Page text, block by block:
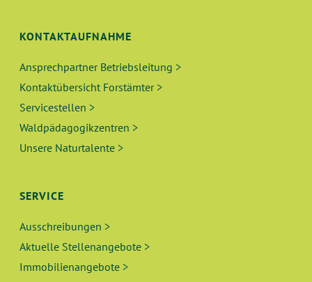
KONTAKTAUFNAHME
Ansprechpartner Betriebsleitung >
Kontaktübersicht Forstämter >
Servicestellen >
Waldpädagogikzentren >
Unsere Naturtalente >
SERVICE
Ausschreibungen >
Aktuelle Stellenangebote >
Immobilienangebote >